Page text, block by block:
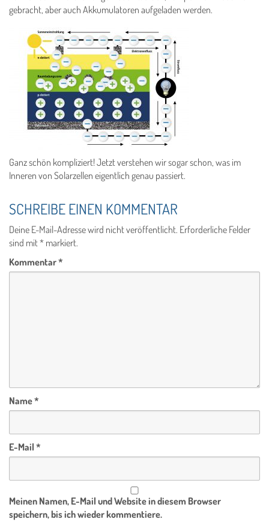
gebracht, aber auch Akkumulatoren aufgeladen werden.
Ganz schön kompliziert! Jetzt verstehen wir sogar schon, was im
Inneren von Solarzellen eigentlich genau passiert.
SCHREIBE EINEN KOMMENTAR
Deine E-Mail-Adresse wird nicht veröffentlicht. Erforderliche Felder
sind mit* markiert.
Kommentar*
Name*
E-Mail *
Meinen Namen, E-Mail und Website in diesem Browser
speichern, bis ich wieder kommentiere.